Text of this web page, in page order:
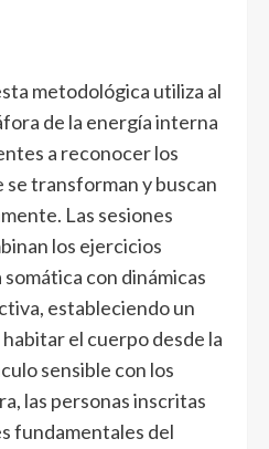
metodológica utiliza al
de la energía interna
a reconocer los
transforman y buscan
Las sesiones
los ejercicios
con dinámicas
estableciendo un
el cuerpo desde la
sensible con los
las personas inscritas
fundamentales del